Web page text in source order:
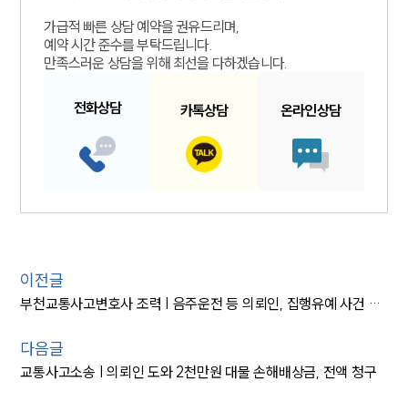
가급적 빠른 상담 예약을 권유드리며,
예약 시간 준수를 부탁드립니다.
만족스러운 상담을 위해 최선을 다하겠습니다.
전화상담 카톡상담 온라인상담
이전글
부천교통사고변호사 조력 | 음주운전 등 의뢰인, 집행유예 사건 종결
다음글
교통사고소송 | 의뢰인 도와 2천만원 대물 손해배상금, 전액 청구